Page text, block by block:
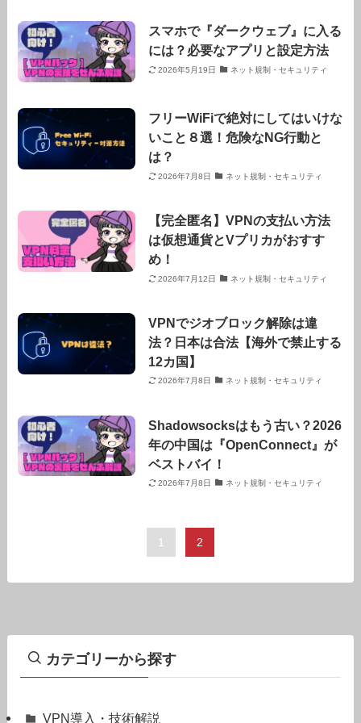
スマホで『ダークウェブ』に入る
には？必要なアプリと設定方法
2026年5月19日 ネット規制・セキュリティ
フリーWiFiで絶対にしてはいけな
いこと８選！危険なNG行動と
は？
2026年7月8日 ネット規制・セキュリティ
【完全匿名】VPNの支払い方法
は仮想通貨とVプリカがおすす
め！
2026年7月12日 ネット規制・セキュリティ
VPNでジオブロック解除は違
法？日本は合法【海外で禁止する
12カ国】
2026年7月8日 ネット規制・セキュリティ
Shadowsocksはもう古い？2026
年の中国は『OpenConnect』が
ベストバイ！
2026年7月8日 ネット規制・セキュリティ
1 2
カテゴリーから探す
VPN導入・技術解説